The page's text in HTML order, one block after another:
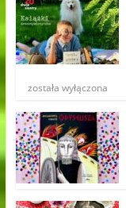
została wyłączona